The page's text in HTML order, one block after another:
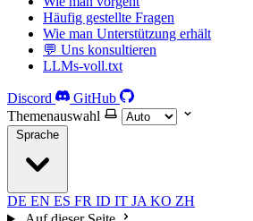
Häufig gestellte Fragen
Wie man Unterstützung erhält
💬 Uns konsultieren
LLMs-voll.txt
Discord
GitHub
Themenauswahl
Sprache
DE EN ES FR ID IT JA KO ZH